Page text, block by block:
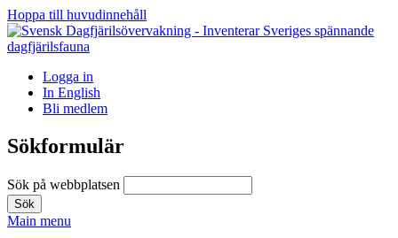
Hoppa till huvudinnehåll
Logga in
In English
Bli medlem
Sökformulär
Sök på webbplatsen
Main menu